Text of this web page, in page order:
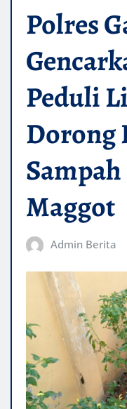
Polres
Peduli
Dorong
Maggot
Admin Berita